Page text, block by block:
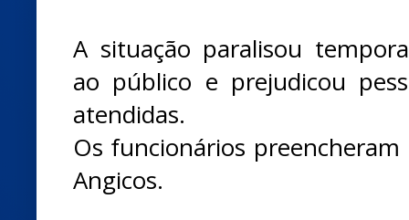
A situação paralisou
ao público e prejudicou
atendidas.
Os funcionários preencheram
Angicos.